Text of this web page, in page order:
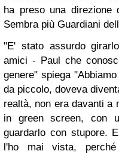
ha preso una direzione
Sembra più Guardiani
"E' stato assurdo
amici - Paul che
genere" spiega
da piccolo, doveva
realtà, non era davanti a
in green screen, con
guardarlo con stupore.
l'ho mai vista,